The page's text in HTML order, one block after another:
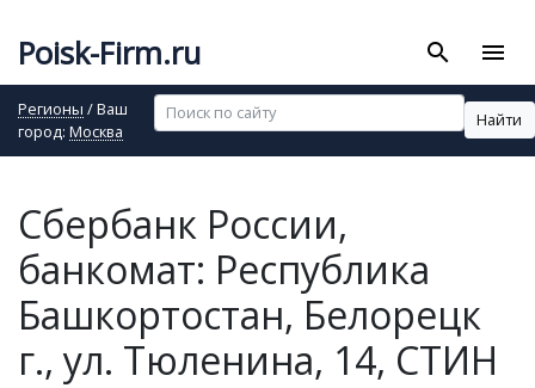
Poisk-Firm.ru search menu
Регионы / Ваш
город: Москва
Найти
Сбербанк России,
банкомат: Республика
Башкортостан, Белорецк
г., ул. Тюленина, 14, СТИН